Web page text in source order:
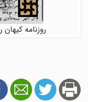
روزنامه کیهان